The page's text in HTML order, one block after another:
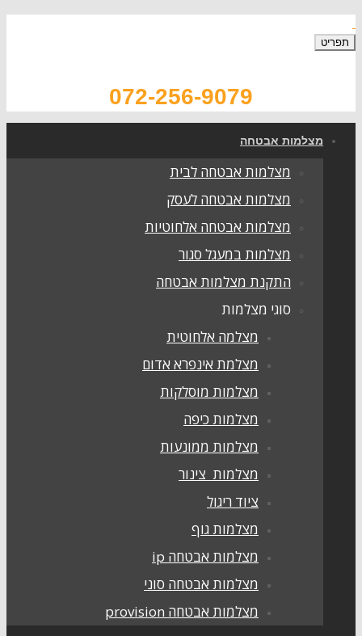
תפריט
072-256-9079
מצלמות אבטחה
מצלמות אבטחה לבית
מצלמות אבטחה לעסק
מצלמות אבטחה אלחוטיות
מצלמות במעגל סגור
התקנת מצלמות אבטחה
סוגי מצלמות
מצלמה אלחוטית
מצלמת אינפרא אדום
מצלמות מוסלקות
מצלמות כיפה
מצלמות ממונעות
מצלמות צינור
ציוד ריגול
מצלמות גוף
מצלמות אבטחה ip
מצלמות אבטחה סוני
מצלמות אבטחה provision